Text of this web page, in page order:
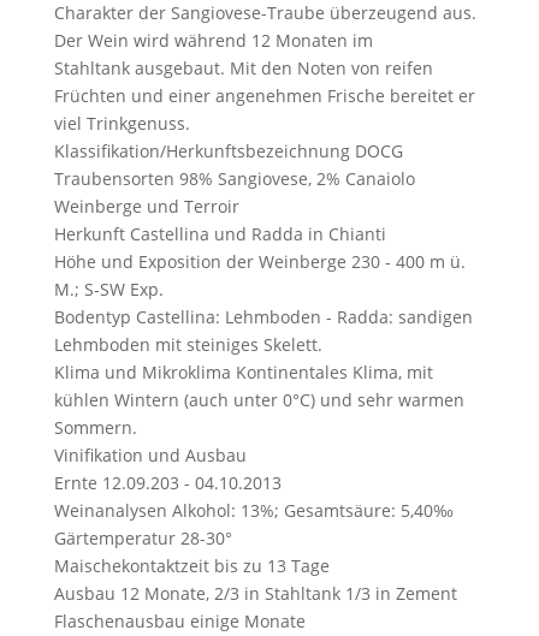
Charakter der Sangiovese-Traube überzeugend aus.
Der Wein wird während 12 Monaten im
Stahltank ausgebaut. Mit den Noten von reifen
Früchten und einer angenehmen Frische bereitet er
viel Trinkgenuss.
Klassifikation/HerkunftsbezeichnungDOCG
Traubensorten 98% Sangiovese, 2% Canaiolo
Weinberge und Terroir
HerkunftCastellina und Radda in Chianti
Höhe und Exposition der Weinberge 230 - 400 m ü.
M.; S-SW Exp.
Bodentyp Castellina: Lehmboden - Radda: sandigen
Lehmboden mit steiniges Skelett.
Klima und Mikroklima Kontinentales Klima, mit
kühlen Wintern (auch unter 0°C) und sehr warmen
Sommern.
Vinifikation und Ausbau
Ernte 12.09.203 - 04.10.2013
Weinanalysen Alkohol: 13%; Gesamtsäure: 5,40‰
Gärtemperatur28-30°
Maischekontaktzeitbis zu 13 Tage
Ausbau 12 Monate, 2/3 in Stahltank 1/3 in Zement
Flaschenausbau einige Monate